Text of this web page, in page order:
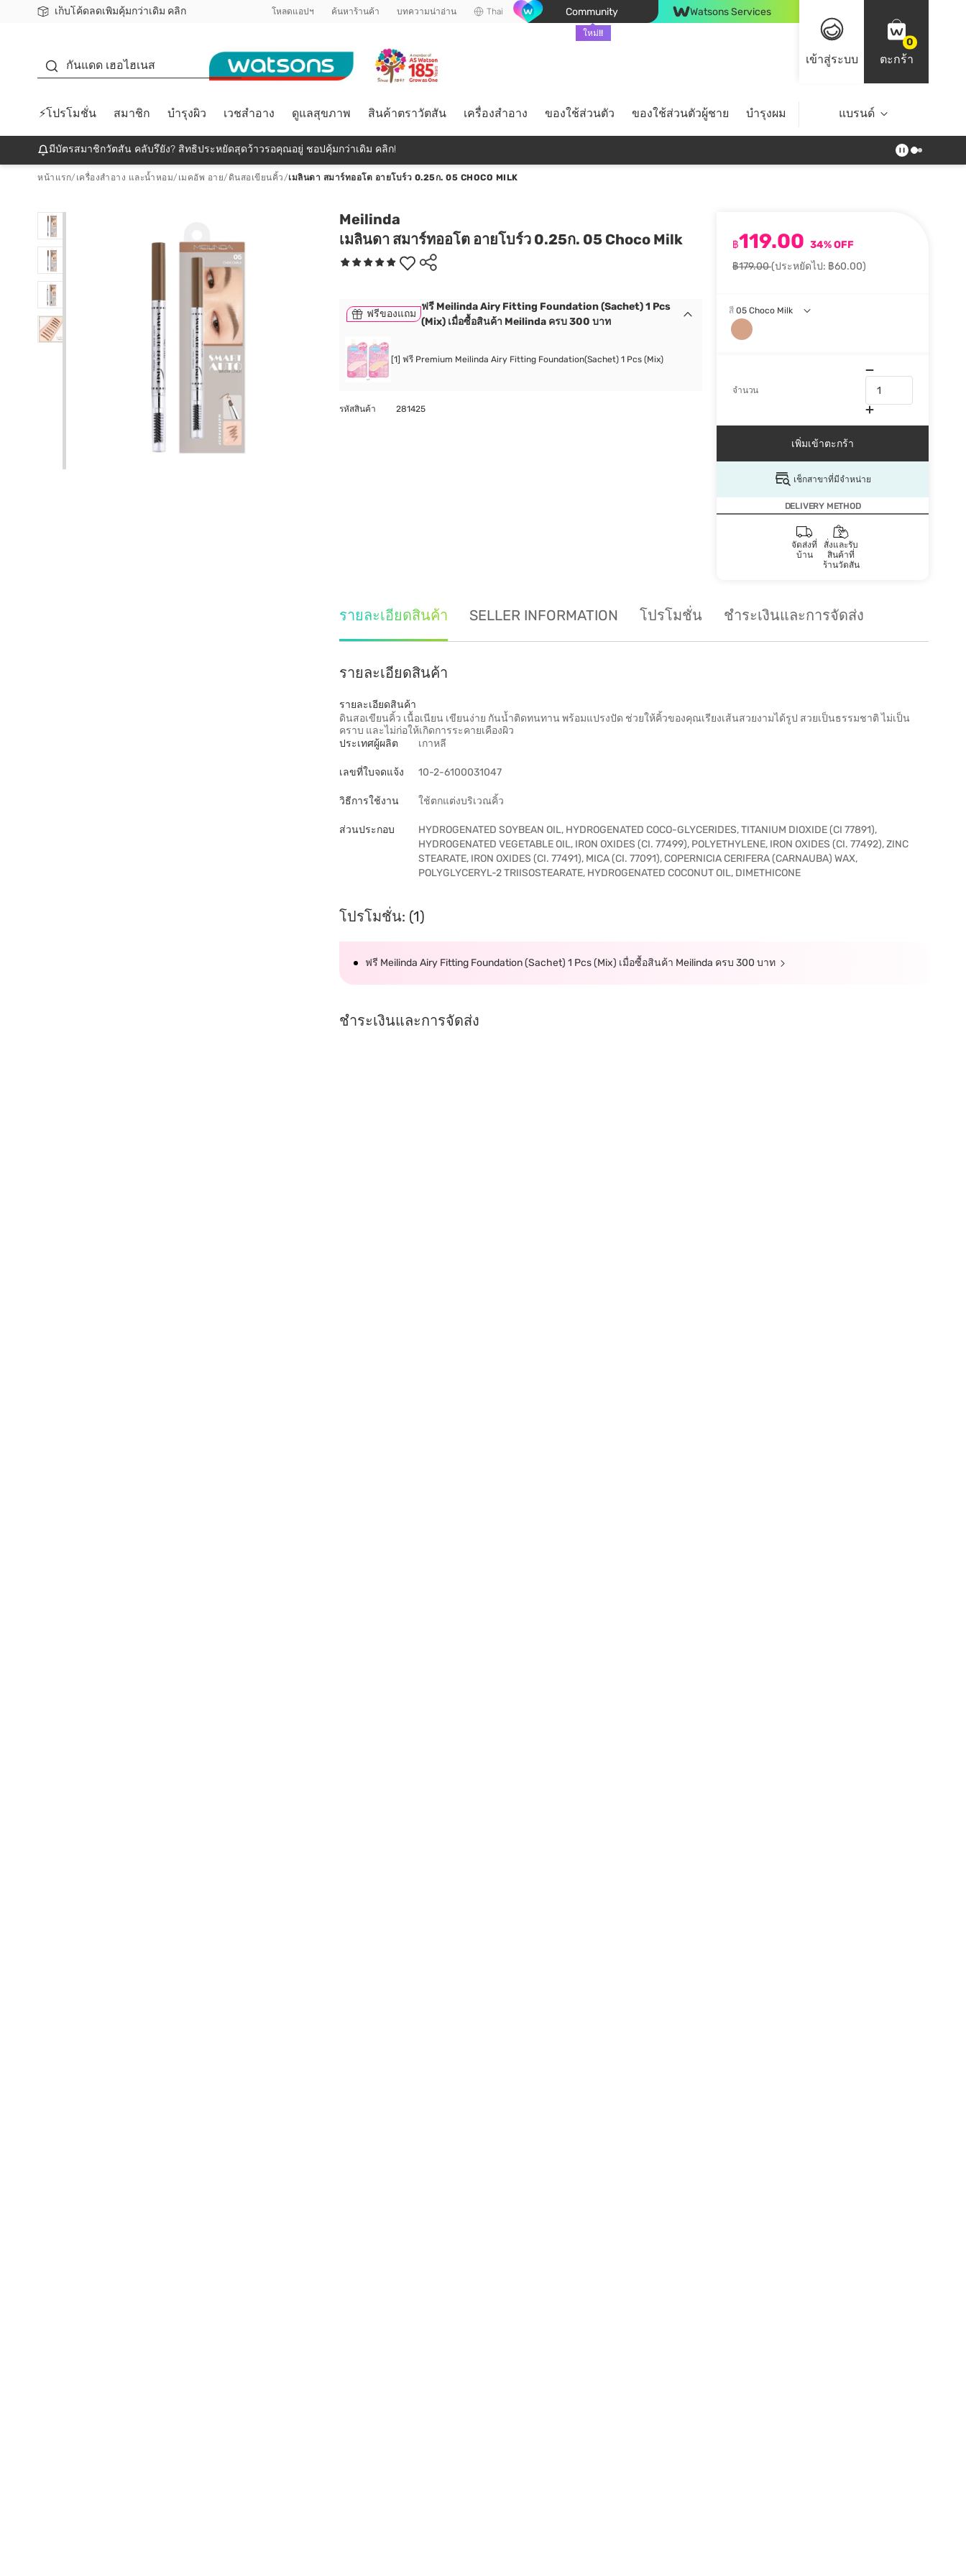
เก็บโค้ดลดเพิ่มคุ้มกว่าเดิม คลิก
ชอปออนไลน์ครั้งแรก ลดเพิ่มจุก ๆ 10%! 🎉
📦ส่งฟรี! เมื่อชอป 499฿
สมาชิกวัตสัน คลับดียังไง? โหลดแอปฯ ค้นหาร้านค้า บทความน่าอ่าน Thai Community
ใหม่!!
Watsons Services
เข้าสู่ระบบ
0
ตะกร้า
กันแดด เฮอไฮเนส
⚡โปรโมชั่น สมาชิก บำรุงผิว เวชสำอาง ดูแลสุขภาพ สินค้าตราวัตสัน เครื่องสำอาง ของใช้ส่วนตัว ของใช้ส่วนตัวผู้ชาย บำรุงผม ไลฟ์สไตล์ Top Brands
แบรนด์
มีบัตรสมาชิกวัตสัน คลับรึยัง? สิทธิประหยัดสุดว้าวรอคุณอยู่ ชอปคุ้มกว่าเดิม คลิก!
หน้าแรก/ เครื่องสำอาง และน้ำหอม/ เมคอัพ อาย/ ดินสอเขียนคิ้ว/เมลินดา สมาร์ทออโต อายโบร์ว 0.25ก. 05 CHOCO MILK
Meilinda
เมลินดา สมาร์ทออโต อายโบร์ว 0.25ก. 05 Choco Milk
฿119.00 34% OFF
฿179.00(ประหยัดไป: ฿60.00)
สี 05 Choco Milk
จำนวน
เพิ่มเข้าตะกร้า
เช็กสาขาที่มีจำหน่าย
DELIVERY METHOD
จัดส่งที่
บ้าน
สั่งและรับ
สินค้าที่
ร้านวัตสัน
ฟรีของแถม
ฟรี Meilinda Airy Fitting Foundation (Sachet) 1 Pcs
(Mix) เมื่อซื้อสินค้า Meilinda ครบ 300 บาท
[1] ฟรี Premium Meilinda Airy Fitting Foundation(Sachet) 1 Pcs (Mix)
รหัสสินค้า 281425
รายละเอียดสินค้า SELLER INFORMATION โปรโมชั่น ชำระเงินและการจัดส่ง
รายละเอียดสินค้า
รายละเอียดสินค้า
ดินสอเขียนคิ้ว เนื้อเนียน เขียนง่าย กันน้ำติดทนทาน พร้อมแปรงปัด ช่วยให้คิ้วของคุณเรียงเส้นสวยงามได้รูป สวยเป็นธรรมชาติ ไม่เป็น
คราบ และไม่ก่อให้เกิดการระคายเคืองผิว
ประเทศผู้ผลิต
เกาหลี
เลขที่ใบจดแจ้ง 10-2-6100031047
วิธีการใช้งาน ใช้ตกแต่งบริเวณคิ้ว
ส่วนประกอบ
HYDROGENATED SOYBEAN OIL, HYDROGENATED COCO-GLYCERIDES, TITANIUM DIOXIDE (CI 77891),
HYDROGENATED VEGETABLE OIL, IRON OXIDES (CI. 77499), POLYETHYLENE, IRON OXIDES (CI. 77492), ZINC
STEARATE, IRON OXIDES (CI. 77491), MICA (CI. 77091), COPERNICIA CERIFERA (CARNAUBA) WAX,
POLYGLYCERYL-2 TRIISOSTEARATE, HYDROGENATED COCONUT OIL, DIMETHICONE
โปรโมชั่น: (1)
ฟรี Meilinda Airy Fitting Foundation (Sachet) 1 Pcs (Mix) เมื่อซื้อสินค้า Meilinda ครบ 300 บาท
ชำระเงินและการจัดส่ง